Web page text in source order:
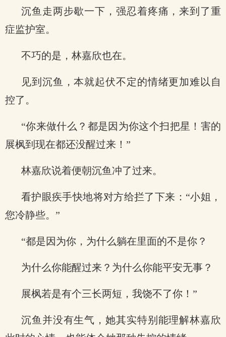
沉鱼走两步歇一下，强忍着疼痛，来到了重
症监护室。
不巧的是，林嘉欣也在。
见到沉鱼，本就起伏不定的情绪更加难以自
控了。
“你来做什么？都是因为你这个扫把星！害的
展枫到现在都还没醒过来！”
林嘉欣说着便朝沉鱼冲了过来。
看护眼疾手快地将对方给拦了下来：“小姐，
您冷静些。”
“都是因为你，为什么躺在里面的不是你？
为什么你能醒过来？为什么你能平安无事？
展枫若是有个三长两短，我饶不了你！”
沉鱼并没有生气，她其实特别能理解林嘉欣